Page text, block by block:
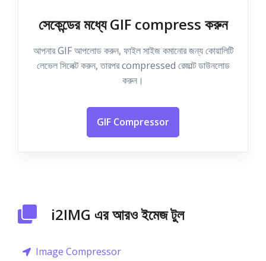
সেকেন্ডের মধ্যে GIF compress করুন
আপনার GIF আপলোড করুন, ফাইল সাইজ কমানোর জন্য কোয়ালিটি
লেভেল সিলেক্ট করুন, তারপর compressed রেজাল্ট ডাউনলোড
করুন।
GIF Compressor
i2IMG এর আরও ইমেজ টুল
Image Compressor